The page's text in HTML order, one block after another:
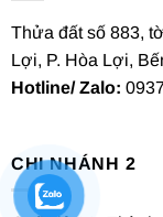
Thửa đất số 883,
Lợi, P. Hòa Lợi,
Hotline/ Zalo:
CHI NHÁNH 2